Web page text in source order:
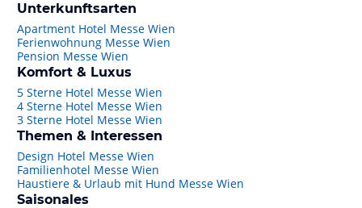
Unterkunftsarten
Apartment Hotel Messe Wien
Ferienwohnung Messe Wien
Pension Messe Wien
Komfort & Luxus
5 Sterne Hotel Messe Wien
4 Sterne Hotel Messe Wien
3 Sterne Hotel Messe Wien
Themen & Interessen
Design Hotel Messe Wien
Familienhotel Messe Wien
Haustiere & Urlaub mit Hund Messe Wien
Saisonales